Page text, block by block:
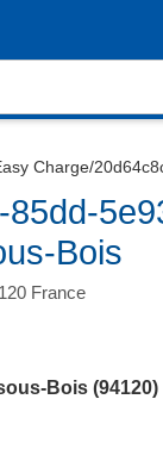
Charge/
Bois
France
Bois (94120)